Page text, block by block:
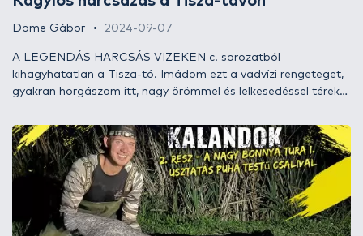
Döme Gábor 2024-09-07
A LEGENDÁS HARCSÁS VIZEKEN c. sorozatból
kihagyhatatlan a Tisza-tó. Imádom ezt a vadvízi rengeteget,
gyakran horgászom itt, nagy örömmel és lelkesedéssel térek
kagylók nagyszámú pusztulásához időzítettem. Amikor ez a
természetes táplálékforrás elérhetővé válik, minden hal,
többek között a harcsa is ezt zabálja.